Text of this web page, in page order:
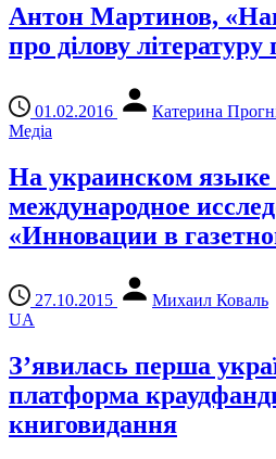
Антон Мартинов,
про ділову
01.02.2016
Катерина
Медіа
На украинском
международное
«Инновации в
27.10.2015
Михаил Коваль
UA
З’явилась перша
платформа
книговидання